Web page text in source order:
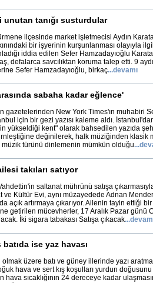
unutan tanığı susturdular
ilçesinde market işletmecisi Aydın
bir işyerinin kurşunlanması olayıyla
iddia edilen Sefer Hamzadayıoğlu
defalarca savcılıktan koruma talep etti. 9
Sefer Hamzadayıoğlu, birkaç...devamı
sabaha kadar eğlence'
gazetelerinden New York Times'ın muhabiri
için bir gezi yazısı kaleme aldı.
yükseldiği kent" olarak bahsedilen yazıda
değinilerek, halk müziğinden klasik
müzik türünü dinlemenin mümkün olduğu...
takıları satıyor
saltanat mührünü satışa
ve Kültür Evi, aynı müzayedede Adnan
da açık artırmaya çıkarıyor. Ailenin tayin ettiği
getirilen mücevherler, 17 Aralık Pazar günü
İki sigara tabakası Satışa çıkacak...
batıda ise yaz havası
olmak üzere batı ve güney illerinde yazı
hava ve sert kış koşulları yurdun doğusunu
hava sıcaklığının 24 dereceye kadar